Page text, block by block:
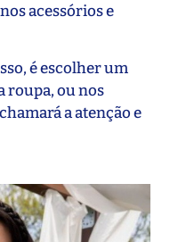
acessórios e
é escolher um
roupa, ou nos
a atenção e